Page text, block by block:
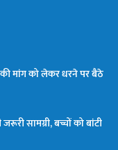
मांग को लेकर धरने पर बैठे
सामग्री, बच्चों को बांटी